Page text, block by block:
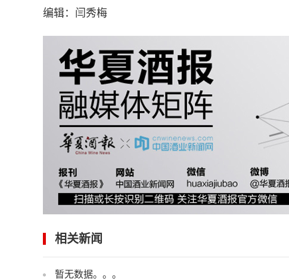
编辑：闫秀梅
相关新闻
暂无数据。。。